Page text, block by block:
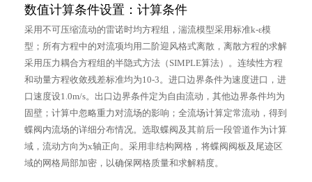
数值计算条件设置：计算条件
采用不可压缩流动的雷诺时均方程组，湍流模型采用标准k-ε模
型；所有方程中的对流项均用二阶迎风格式离散，离散方程的求解
采用压力耦合方程组的半隐式方法（SIMPLE算法）。连续性方程
和动量方程收敛残差标准均为10-3。进口边界条件为速度进口，进
口速度设1.0m/s。出口边界条件定为自由流动，其他边界条件均为
固壁；计算中忽略重力对流场的影响；全流场计算定常流动，得到
蝶阀内流场的详细分布情况。选取蝶阀及其前后一段管道作为计算
域，流动方向为x轴正向。采用非结构网格，将蝶阀阀板及尾迹区
域的网格局部加密，以确保网格质量和求解精度。